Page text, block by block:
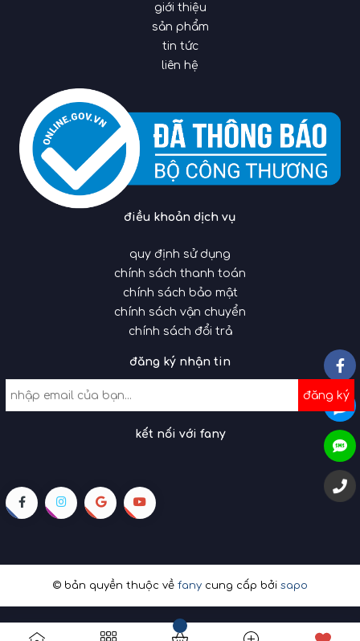
giới thiệu
sản phẩm
tin tức
liên hệ
điều khoản dịch vụ
quy định sử dụng
chính sách thanh toán
chính sách bảo mật
chính sách vận chuyển
chính sách đổi trả
đăng ký nhận tin
đăng ký
kết nối với fany
© bản quyền thuộc về fany cung cấp bởi sapo